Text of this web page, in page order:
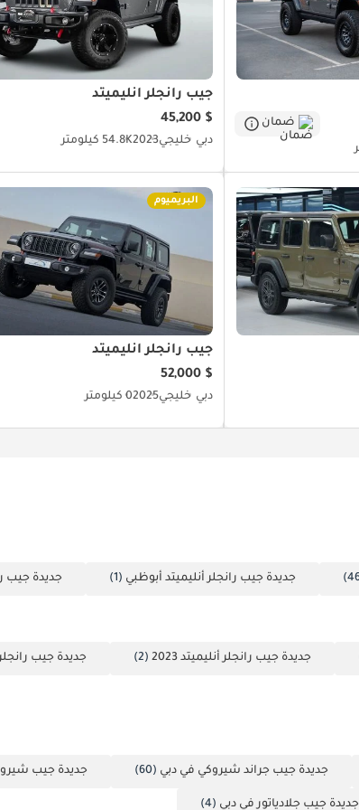
ضمان
جيب رانجلر أنليميتد
$ 45,200
دبي خليجي202354.8K كيلومتر
البريميوم
جيب رانجلر أنليميتد
$ 52,000
دبي خليجي20250 كيلومتر
جديدة جيب رانجلر أنليميتد أبوظبي (1) جديدة جيب
جديدة جيب رانجلر أنليميتد 2023 (2) جديدة جيب رانجلر
جديدة جيب جراند شيروكي في دبي (60) جديدة جيب
جديدة جيب جلادياتور في دبي (4)